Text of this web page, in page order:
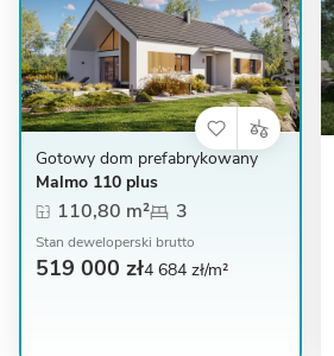
Gotowy dom prefabrykowany
Malmo 110 plus
110,80 m² 3
Stan deweloperski brutto
519 000 zł4 684 zł/m²